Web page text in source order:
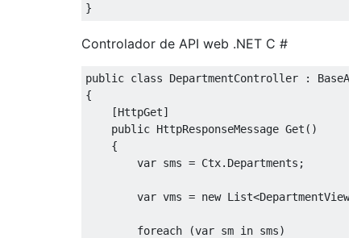
}
Controlador de API web .NET C #
public class DepartmentController :
{
[HttpGet]
public HttpResponseMessage Get ()
{
var sms = Ctx. Departments ;
var vms = new List<
foreach (var sm in sms)